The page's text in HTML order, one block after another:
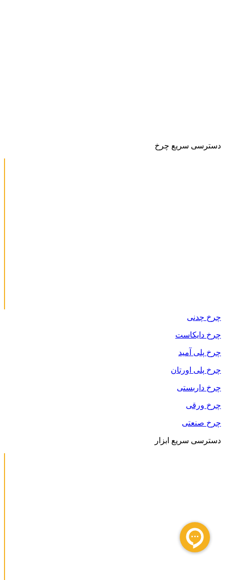
دسترسی سریع چرخ
چرخ چدنی
چرخ دایکاست
چرخ پلی آمید
چرخ پلی اورتان
چرخ داربستی
چرخ ورقی
چرخ صنعتی
دسترسی سریع ابزار